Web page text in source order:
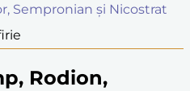
Sempronian și Nicostrat
Rodion,